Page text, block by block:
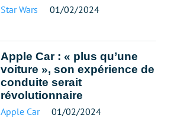
Star Wars 01/02/2024
Apple Car : « plus qu’une
voiture », son expérience de
conduite serait
révolutionnaire
Apple Car 01/02/2024